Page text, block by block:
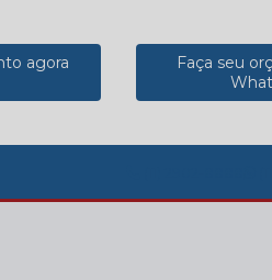
agora
Faça seu